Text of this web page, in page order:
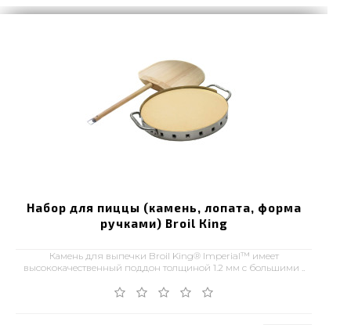
Набор для пиццы (камень, лопата, форма
ручками) Broil Кing
Камень для выпечки Broil King® Imperial™ имеет
высококачественный поддон толщиной 1.2 мм с большими ..